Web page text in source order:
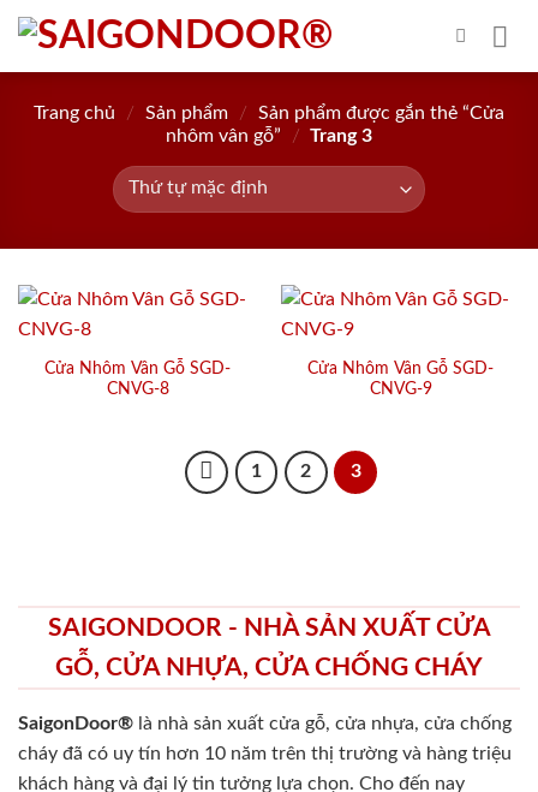
Skip
content
Trang chủ / Sản phẩm /
Sản phẩm được gắn thẻ “Cửa
nhôm vân gỗ”
/ Trang 3
Cửa Nhôm Vân Gỗ SGD-
CNVG-8
Cửa Nhôm Vân Gỗ SGD-
CNVG-9
1 2 3
SAIGONDOOR - NHÀ SẢN XUẤT CỬA
GỖ, CỬA NHỰA, CỬA CHỐNG CHÁY
SaigonDoor® là nhà sản xuất cửa gỗ, cửa nhựa, cửa chống
cháy đã có uy tín hơn 10 năm trên thị trường và hàng triệu
khách hàng và đại lý tin tưởng lựa chọn. Cho đến nay